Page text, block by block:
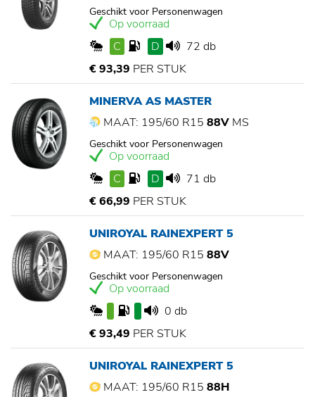
Geschikt voor Personenwagen
Op voorraad
C
D
72 db
€ 93,39 PER STUK
MINERVA AS MASTER
MAAT: 195/60 R15 88V MS
Geschikt voor Personenwagen
Op voorraad
C
D
71 db
€ 66,99 PER STUK
UNIROYAL RAINEXPERT 5
MAAT: 195/60 R15 88V
Geschikt voor Personenwagen
Op voorraad
0 db
€ 93,49 PER STUK
UNIROYAL RAINEXPERT 5
MAAT: 195/60 R15 88H